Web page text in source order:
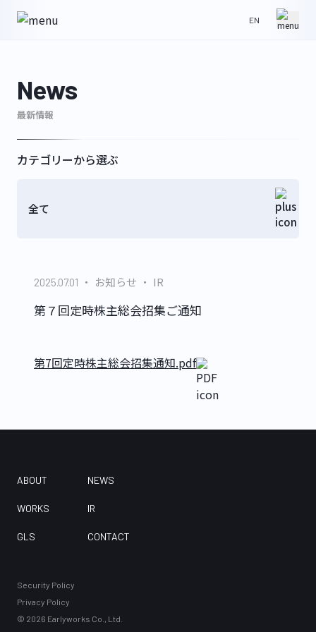
ABOUT
WORKS
GLS
EN
News
最新情報
カテゴリーから選ぶ
全て
2025.07.01 お知らせ IR
第７回定時株主総会招集ご通知
第7回定時株主総会招集通知.pdf
ABOUT
WORKS
GLS
NEWS
IR
CONTACT
Security Policy
Privacy Policy
© 2026 Earlyworks Co., Ltd.